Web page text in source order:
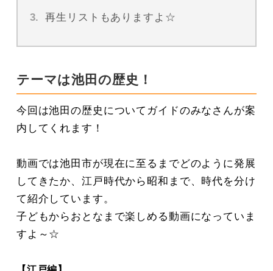
再生リストもありますよ☆
テーマは池田の歴史！
今回は池田の歴史についてガイドのみなさんが案
内してくれます！
動画では池田市が現在に至るまでどのように発展
してきたか、江戸時代から昭和まで、時代を分け
て紹介しています。
子どもからおとなまで楽しめる動画になっていま
すよ～☆